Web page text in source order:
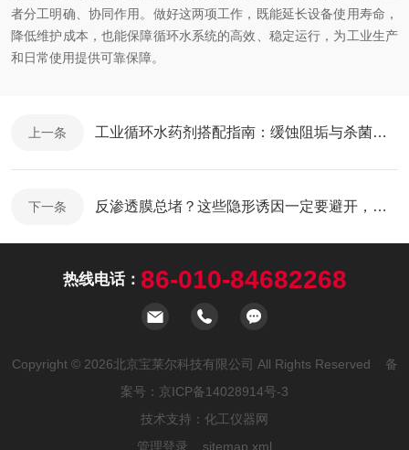
者分工明确、协同作用。做好这两项工作，既能延长设备使用寿命，
降低维护成本，也能保障循环水系统的高效、稳定运行，为工业生产
和日常使用提供可靠保障。
上一条 工业循环水药剂搭配指南：缓蚀阻垢与杀菌灭藻协同使用技巧
下一条 反渗透膜总堵？这些隐形诱因一定要避开，延长膜寿命全靠它
热线电话： 86-010-84682268
Copyright © 2026北京宝莱尔科技有限公司 All Rights Reserved 备
案号： 京ICP备14028914号-3
技术支持： 化工仪器网
管理登录
sitemap.xml